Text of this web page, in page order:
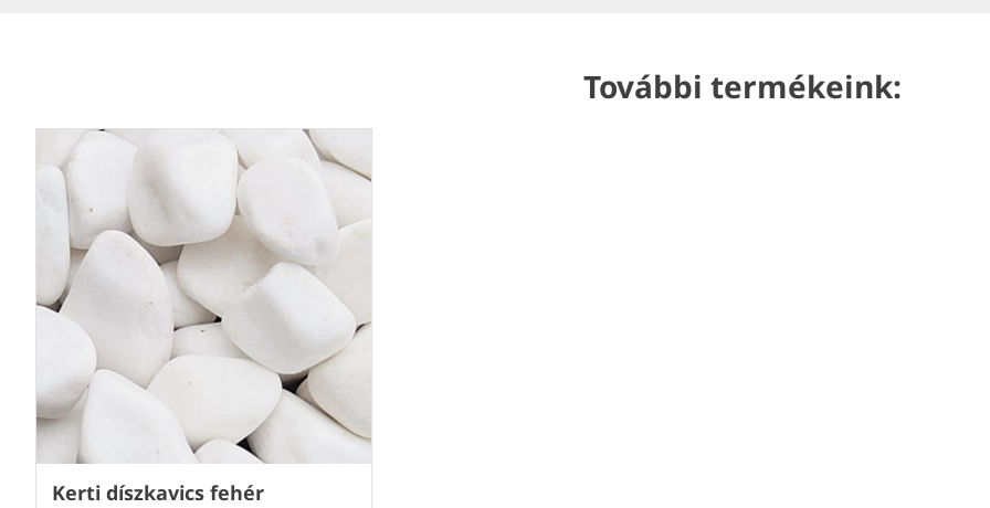
További termékeink:
Kerti díszkavics fehér